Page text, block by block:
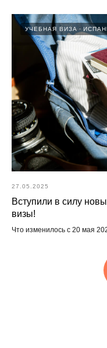
УЧЕБНАЯ ВИЗА
27.05.2025
Вступили в силу
визы!
Что изменилось с 20 мая